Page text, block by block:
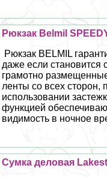
Рюкзак Belmil
Рюкзак BELMIL
даже если становится
грамотно
ленты со всех сторон,
использовании
функцией
видимость в ночное
Cумка деловая